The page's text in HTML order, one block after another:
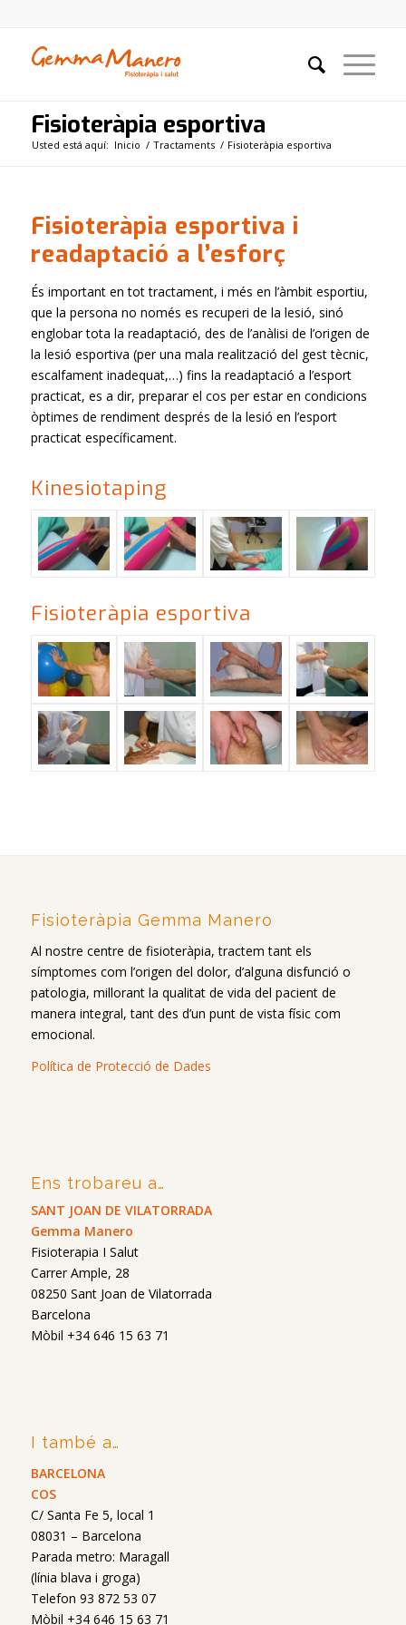
Fisioteràpia esportiva
Usted está aquí: Inicio / Tractaments / Fisioteràpia esportiva
Fisioteràpia esportiva i
readaptació a l’esforç
És important en tot tractament, i més en l’àmbit esportiu,
que la persona no només es recuperi de la lesió, sinó
englobar tota la readaptació, des de l’anàlisi de l’origen de
la lesió esportiva (per una mala realització del gest tècnic,
escalfament inadequat,…) fins la readaptació a l’esport
practicat, es a dir, preparar el cos per estar en condicions
òptimes de rendiment després de la lesió en l’esport
practicat específicament.
Kinesiotaping
Fisioteràpia esportiva
Fisioteràpia Gemma Manero
Al nostre centre de fisioteràpia, tractem tant els
símptomes com l’origen del dolor, d’alguna disfunció o
patologia, millorant la qualitat de vida del pacient de
manera integral, tant des d’un punt de vista físic com
emocional.
Política de Protecció de Dades
Ens trobareu a…
SANT JOAN DE VILATORRADA
Gemma Manero
Fisioterapia I Salut
Carrer Ample, 28
08250 Sant Joan de Vilatorrada
Barcelona
Mòbil +34 646 15 63 71
I també a…
BARCELONA
COS
C/ Santa Fe 5, local 1
08031 – Barcelona
Parada metro: Maragall
(línia blava i groga)
Telefon 93 872 53 07
Mòbil +34 646 15 63 71